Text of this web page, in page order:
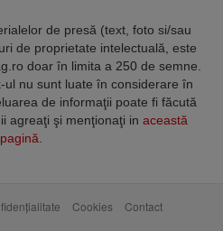
de presă (text, foto si/sau
de proprietate intelectuală, este
doar în limita a 250 de semne.
ul nu sunt luate în considerare în
de informaţii poate fi făcută
agreaţi şi menţionaţi in această
pagină
Cookies Contact